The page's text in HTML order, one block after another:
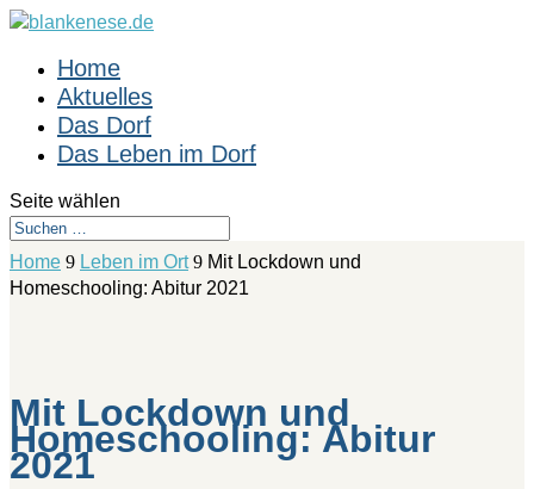
Home
Aktuelles
Das Dorf
Das Leben im Dorf
Seite wählen
Home 9 Leben im Ort 9 Mit Lockdown und
Homeschooling: Abitur 2021
Mit Lockdown und
Homeschooling: Abitur
2021